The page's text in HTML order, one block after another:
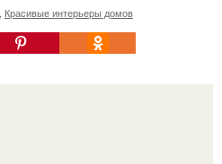
Красивые интерьеры домов